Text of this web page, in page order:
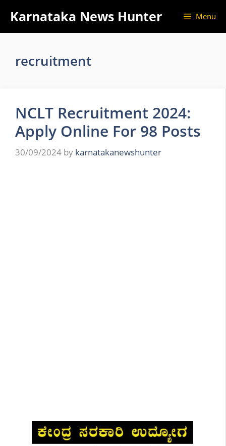
content
Karnataka News Hunter Menu
recruitment
NCLT Recruitment 2024:
Apply Online For 98 Posts
30/09/2024 by karnatakanewshunter